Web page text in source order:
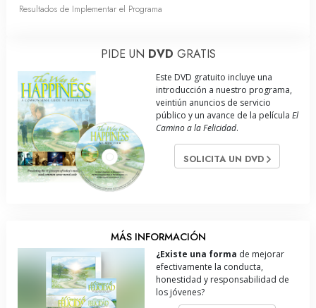
Resultados de Implementar el Programa
PIDE UN DVD GRATIS
Este DVD gratuito incluye una
introducción a nuestro programa,
veintiún anuncios de servicio
público y un avance de la película El
Camino a la Felicidad.
SOLICITA UN DVD
MÁS INFORMACIÓN
¿Existe una forma de mejorar
efectivamente la conducta,
honestidad y responsabilidad de
los jóvenes?